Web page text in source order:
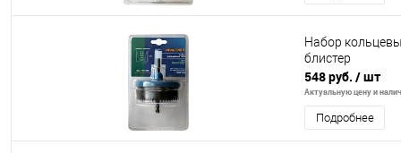
Набор
блистер
548 руб. / шт
Актуальную цену и
Подробнее